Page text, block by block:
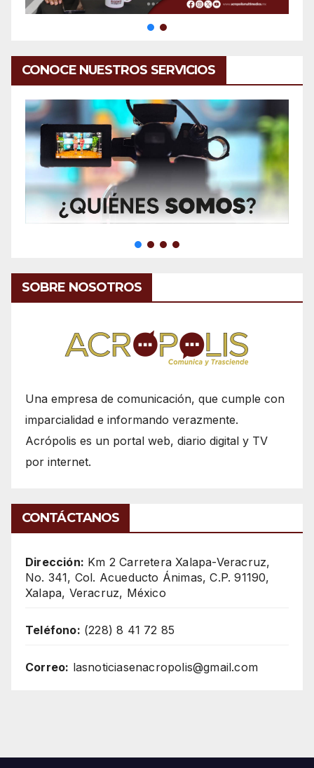
CONOCE NUESTROS SERVICIOS
SOBRE NOSOTROS
Una empresa de comunicación, que cumple con
imparcialidad e informando verazmente.
Acrópolis es un portal web, diario digital y TV
por internet.
CONTÁCTANOS
Dirección: Km 2 Carretera Xalapa-Veracruz,
No. 341, Col. Acueducto Ánimas, C.P. 91190,
Xalapa, Veracruz, México
Teléfono: (228) 8 41 72 85
Correo: lasnoticiasenacropolis@gmail.com